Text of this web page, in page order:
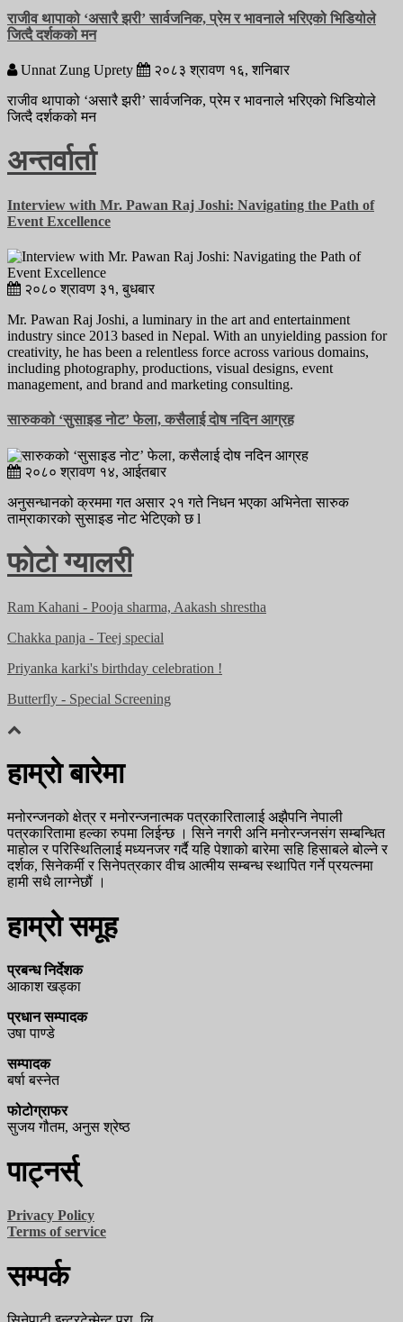
राजीव थापाको ‘असारै झरी’ सार्वजनिक, प्रेम र भावनाले भरिएको भिडियोले
जित्दै दर्शकको मन
Unnat Zung Uprety २०८३ श्रावण १६,शनिबार
राजीव थापाको ‘असारै झरी’ सार्वजनिक, प्रेम र भावनाले भरिएको भिडियोले
जित्दै दर्शकको मन
अन्तर्वार्ता
Interview with Mr. Pawan Raj Joshi: Navigating the Path of
Event Excellence
२०८० श्रावण ३१,बुधबार
Mr. Pawan Raj Joshi, a luminary in the art and entertainment
industry since 2013 based in Nepal. With an unyielding passion for
creativity, he has been a relentless force across various domains,
including photography, productions, visual designs, event
management, and brand and marketing consulting.
सारुकको ‘सुसाइड नोट’ फेला, कसैलाई दोष नदिन आग्रह
२०८० श्रावण १४, आईतबार
अनुसन्धानको क्रममा गत असार २१ गते निधन भएका अभिनेता सारुक
ताम्राकारको सुसाइड नोट भेटिएको छ l
फोटो ग्यालरी
Ram Kahani - Pooja sharma, Aakash shrestha
Chakka panja - Teej special
Priyanka karki's birthday celebration !
Butterfly - Special Screening
हाम्रो बारेमा
मनोरन्जनको क्षेत्र र मनोरन्जनात्मक पत्रकारितालाई अझैपनि नेपाली
पत्रकारितामा हल्का रुपमा लिईन्छ । सिने नगरी अनि मनोरन्जनसंग सम्बन्धित
माहोल र परिस्थितिलाई मध्यनजर गर्दै यहि पेशाको बारेमा सहि हिसाबले बोल्ने र
दर्शक, सिनेकर्मी र सिनेपत्रकार वीच आत्मीय सम्बन्ध स्थापित गर्ने प्रयत्नमा
हामी सधै लाग्नेछौं ।
हाम्रो समूह
प्रबन्ध निर्देशक
आकाश खड्का
प्रधान सम्पादक
उषा पाण्डे
सम्पादक
बर्षा बस्नेत
फोटोग्राफर
सुजय गौतम, अनुस श्रेष्ठ
पाट्नर्स्
Privacy Policy
Terms of service
सम्पर्क